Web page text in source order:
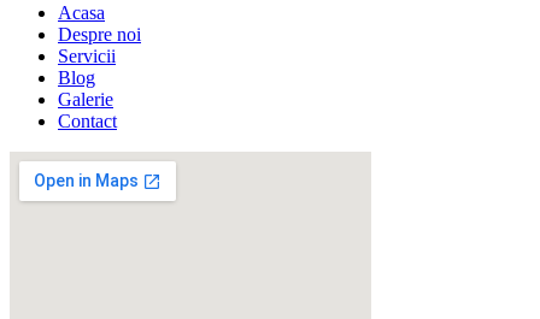
Acasa
Despre noi
Servicii
Blog
Galerie
Contact